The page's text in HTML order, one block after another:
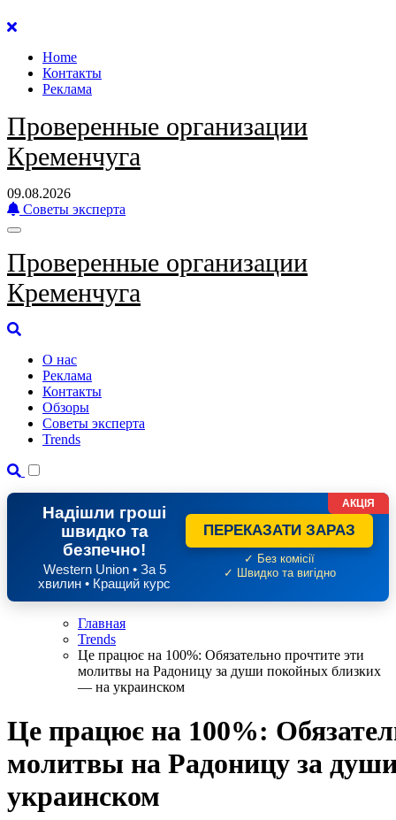
Перейти
содержанию
Home
Контакты
Реклама
Проверенные организации
Кременчуга
09.08.2026
Советы эксперта
Проверенные организации
Кременчуга
О нас
Реклама
Контакты
Обзоры
Советы эксперта
Trends
Надішли гроші
швидко та
безпечно!
Western Union • За 5
хвилин • Кращий курс
ПЕРЕКАЗАТИ ЗАРАЗ
✓ Без комісії
✓ Швидко та вигідно
АКЦІЯ
Главная
Trends
Це працює на 100%: Обязательно прочтите эти
молитвы на Радоницу за души покойных близких
— на украинском
Це працює на 100%:
молитвы на Радоницу за
украинском